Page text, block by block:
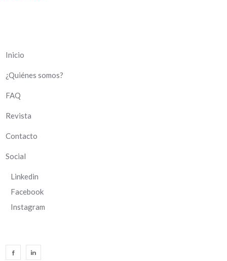
Inicio
¿Quiénes somos?
FAQ
Revista
Contacto
Social
Linkedin
Facebook
Instagram